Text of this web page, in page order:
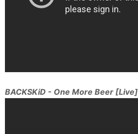
BACKSKiD - One More Beer [Live]